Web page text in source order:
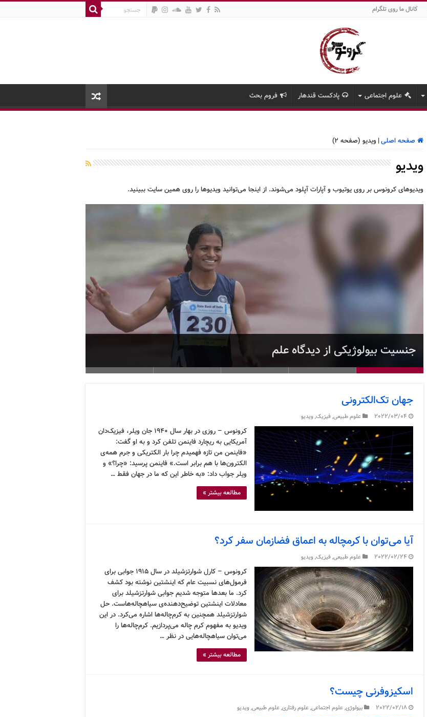
کانال ما روی تلگرام
علوم اجتماعی پادکست قندهار فروم بحث
صفحه اصلی| ویدیو (صفحه 2)
ویدیو
ویدیوهای کرونوس بر روی یوتیوب و آپارات آپلود می‌شوند. از اینجا می‌توانید ویدیوها را روی همین سایت ببینید.
جهان تک‌الکترونی
2022/03/04 علوم طبیعی,فیزیک,ویدیو
کرونوس – روزی در بهار سال ۱۹۴۰ جان ویلر، فیزیک‌دان
آمریکایی به ریچارد فاینمن تلفن کرد و به او گفت:
«فاینمن من تازه فهمیدم چرا بار الکتریکی و جرم همه‌ی
الکترون‌ها با هم برابر است.» فاینمن پرسید: «چرا؟» و
ویلر جواب داد: «به خاطر این که ما در جهان فقط …
مطالعه بیشتر »
آیا می‌توان با کرمچاله به اعماق فضازمان سفر کرد؟
2022/02/24 علوم طبیعی,فیزیک,ویدیو
کرونوس – کارل شوارتزشیلد در سال ۱۹۱۵ جوابی برای
فرمول‌های نسبیت عام که اینشتین نوشته بود کشف
کرد. ما بعدها متوجه شدیم جوابی شوارتزشیلد برای
معادلات اینشتین توضیح‌دهنده‌ی سیاهچاله‌هاست. حل
شوارتزشیلد همچنین به کرم‌چاله‌ها اشاره می‌کرد. در این
ویدیو به مفهوم کرم چاله می‌پردازیم. کرم‌چاله‌ها را
می‌توان سیاهچاله‌هایی در نظر …
مطالعه بیشتر »
اسکیزوفرنی چیست؟
2022/02/18 بیولوژی,علوم اجتماعی,علوم رفتاری,علوم طبیعی,ویدیو